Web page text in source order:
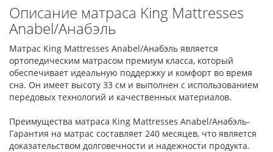
Описание матраса King Mattresses
Anabel/Анабэль
Матрас King Mattresses Anabel/Анабэль является
ортопедическим матрасом премиум класса, который
обеспечивает идеальную поддержку и комфорт во время
сна. Он имеет высоту 33 см и выполнен с использованием
передовых технологий и качественных материалов.
Преимущества матраса King Mattresses Anabel/Анабэль-
Гарантия на матрас составляет 240 месяцев, что является
доказательством долговечности и надежности продукта.